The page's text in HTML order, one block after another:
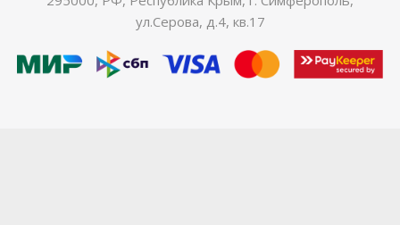
ул.Серова, д.4, кв.17